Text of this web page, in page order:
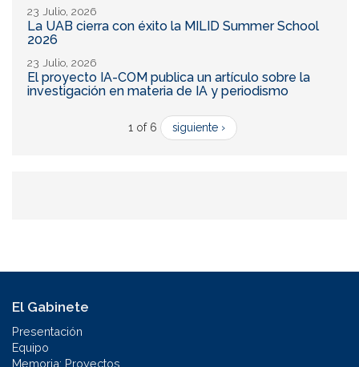
23 Julio, 2026
La UAB cierra con éxito la MILID Summer School
2026
23 Julio, 2026
El proyecto IA-COM publica un artículo sobre la
investigación en materia de IA y periodismo
1 of 6 siguiente ›
El Gabinete
Presentación
Equipo
Memoria: Proyectos